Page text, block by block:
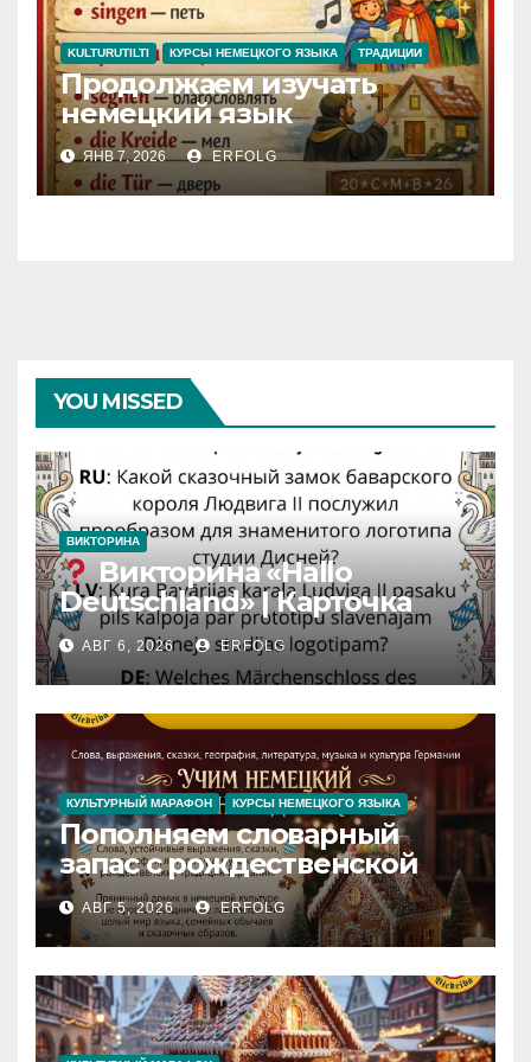
KULTURUTILTI КУРСЫ НЕМЕЦКОГО ЯЗЫКА ТРАДИЦИИ
Продолжаем изучать
немецкий язык
ЯНВ 7, 2026 ERFOLG
YOU MISSED
ВИКТОРИНА
Викторина «Hallo
Deutschland» | Карточка
№46
Замок вдохновения
Iedvesmas pils / Schloss der
Inspiration
АВГ 6, 2026 ERFOLG
КУЛЬТУРНЫЙ МАРАФОН КУРСЫ НЕМЕЦКОГО ЯЗЫКА
Пополняем словарный
запас с рождественской
сказкой! Учим немецкий
вместе с Lebkuchenhaus
АВГ 5, 2026 ERFOLG